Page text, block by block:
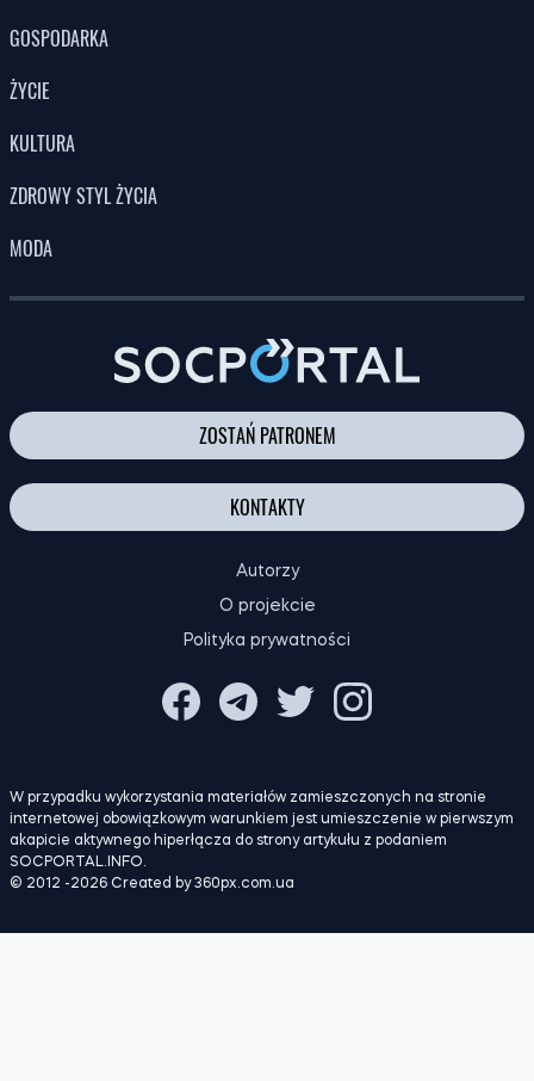
POLITYKA
GOSPODARKA
ŻYCIE
KULTURA
ZDROWY STYL ŻYCIA
MODA
ZOSTAŃ PATRONEM
Autorzy
O projekcie
Polityka prywatności
W przypadku wykorzystania materiałów zamieszczonych na stronie
internetowej obowiązkowym warunkiem jest umieszczenie w pierwszym
akapicie aktywnego hiperłącza do strony artykułu z podaniem
© 2012 -2026 Created by 360px.com.ua